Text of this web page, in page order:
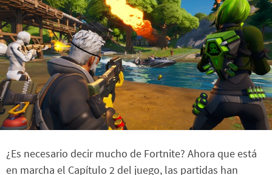
¿Es necesario decir mucho de Fortnite? Ahora que está
en marcha el Capítulo 2 del juego, las partidas han